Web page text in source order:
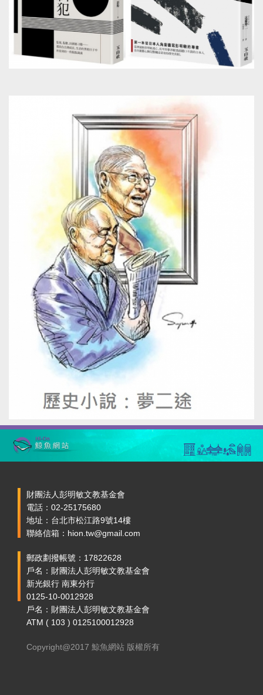
財團法人彭明敏文教基金會
電話：02-25175680
地址：台北市松江路9號14樓
聯絡信箱：hion.tw@gmail.com
郵政劃撥帳號：17822628
戶名：財團法人彭明敏文教基金會
新光銀行 南東分行
0125-10-0012928
戶名：財團法人彭明敏文教基金會
ATM ( 103 ) 0125100012928
Copyright@2017 鯨魚網站 版權所有